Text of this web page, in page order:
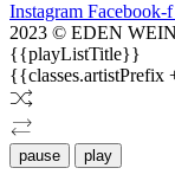
Instagram Facebook-f
2023 © EDEN
{{playListTitle}}
{{classes.artistPrefix
pause play